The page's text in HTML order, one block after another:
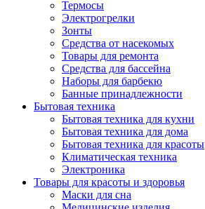
Термосы
Электрогрелки
Зонты
Средства от насекомых
Товары для ремонта
Средства для бассейна
Наборы для барбекю
Банные принадлежности
Бытовая техника
Бытовая техника для кухни
Бытовая техника для дома
Бытовая техника для красоты
Климатическая техника
Электроника
Товары для красоты и здоровья
Маски для сна